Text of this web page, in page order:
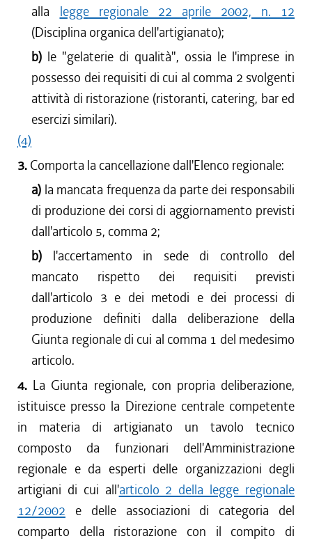
alla legge regionale 22 aprile 2002, n. 12
(Disciplina organica dell'artigianato);
b) le "gelaterie di qualità", ossia le l'imprese in
possesso dei requisiti di cui al comma 2 svolgenti
attività di ristorazione (ristoranti, catering, bar ed
esercizi similari).
(4)
3. Comporta la cancellazione dall'Elenco regionale:
a) la mancata frequenza da parte dei responsabili
di produzione dei corsi di aggiornamento previsti
dall'articolo 5, comma 2;
b) l'accertamento in sede di controllo del
mancato rispetto dei requisiti previsti
dall'articolo 3 e dei metodi e dei processi di
produzione definiti dalla deliberazione della
Giunta regionale di cui al comma 1 del medesimo
articolo.
4. La Giunta regionale, con propria deliberazione,
istituisce presso la Direzione centrale competente
in materia di artigianato un tavolo tecnico
composto da funzionari dell'Amministrazione
regionale e da esperti delle organizzazioni degli
artigiani di cui all'articolo 2 della legge regionale
12/2002 e delle associazioni di categoria del
comparto della ristorazione con il compito di